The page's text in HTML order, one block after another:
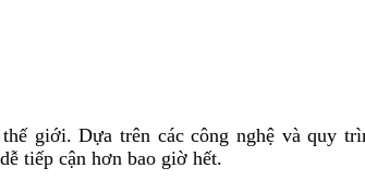
giới. Dựa trên các công nghệ và quy
tiếp cận hơn bao giờ hết.